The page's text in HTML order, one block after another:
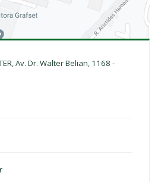
Av. Dr. Walter Belian, 1168 -